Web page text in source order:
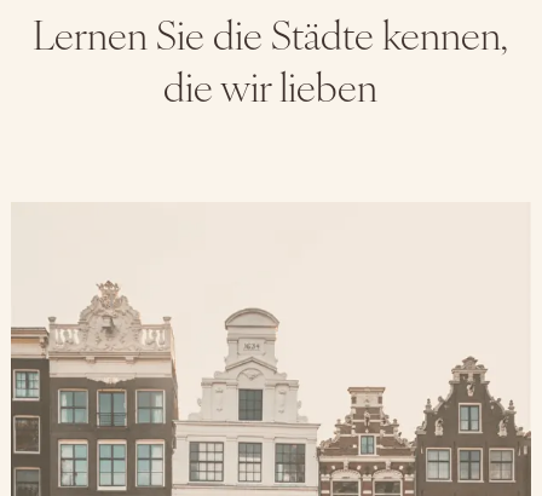
Lernen Sie die Städte kennen,
die wir lieben